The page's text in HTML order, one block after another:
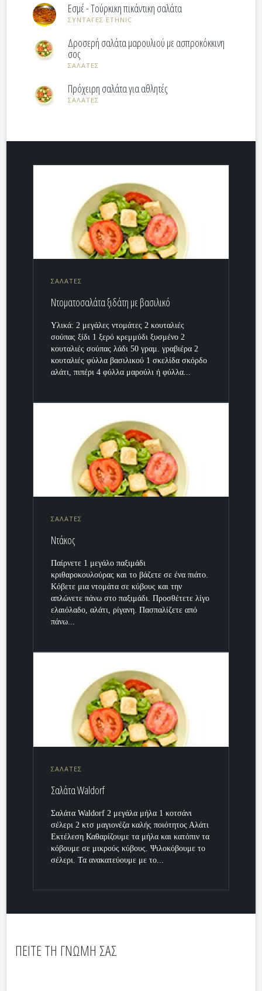
Εσμέ - Τούρκικη πικάντικη σαλάτα
ΣΥΝΤΑΓΕΣ ETHNIC
Δροσερή σαλάτα μαρουλιού με ασπροκόκκινη
σος
ΣΑΛΑΤΕΣ
Πρόχειρη σαλάτα για αθλητές
ΣΑΛΑΤΕΣ
ΣΑΛΑΤΕΣ
Ντοματοσαλάτα ξιδάτη με βασιλικό
Υλικά: 2 μεγάλες ντομάτες 2 κουταλιές
σούπας ξίδι 1 ξερό κρεμμύδι ξυσμένο 2
κουταλιές σούπας λάδι 50 γραμ. γραβιέρα 2
κουταλιές φύλλα βασιλικού 1 σκελίδα σκόρδο
αλάτι, πιπέρι 4 φύλλα μαρούλι ή φύλλα...
ΣΑΛΑΤΕΣ
Ντάκος
Παίρνετε 1 μεγάλο παξιμάδι
κριθαροκουλούρας και το βάζετε σε ένα πιάτο.
Κόβετε μια ντομάτα σε κύβους και την
απλώνετε πάνω στο παξιμάδι. Προσθέτετε λίγο
ελαιόλαδο, αλάτι, ρίγανη. Πασπαλίζετε από
πάνω...
ΣΑΛΑΤΕΣ
Σαλάτα Waldorf
Σαλάτα Waldorf 2 μεγάλα μήλα 1 κοτσάνι
σέλερι 2 κτσ μαγιονέζα καλής ποιότητος Αλάτι
Εκτέλεση Καθαρίζουμε τα μήλα και κατόπιν τα
κόβουμε σε μικρούς κύβους. Ψιλοκόβουμε το
σέλερι. Τα ανακατεύουμε με το...
ΠΕΙΤΕ ΤΗ ΓΝΩΜΗ ΣΑΣ